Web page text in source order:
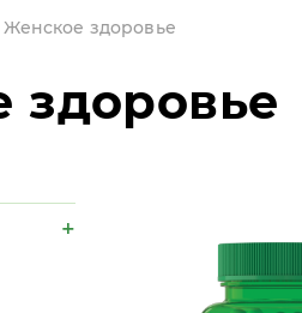
Женское здоровье
здоровье